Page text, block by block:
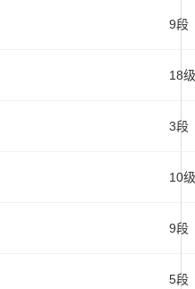
9段
18级
3段
10级
9段
5段